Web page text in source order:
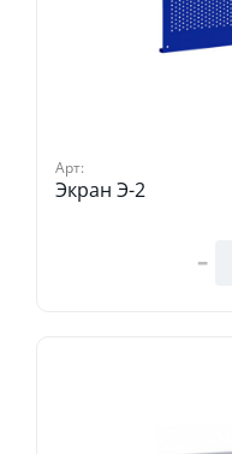
Арт:
Экран Э-2